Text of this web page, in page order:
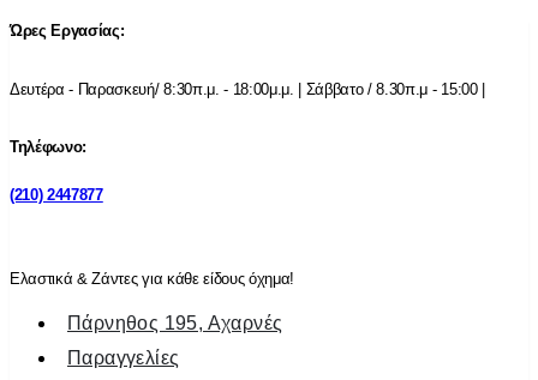
Ώρες Εργασίας:
Δευτέρα - Παρασκευή/ 8:30π.μ. - 18:00μ.μ. | Σάββατο / 8.30π.μ - 15:00 |
Τηλέφωνο:
(210) 2447877
Ελαστικά & Ζάντες για κάθε είδους όχημα!
Πάρνηθος 195, Αχαρνές
Παραγγελίες